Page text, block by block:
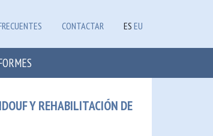
CONTACTAR ES EU
Y REHABILITACIÓN DE